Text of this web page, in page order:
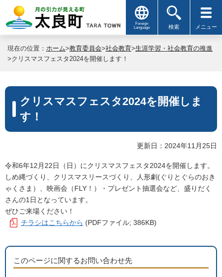
Foreign
Language
検索 メニュー
現在の位置： ホーム>教育委員会>社会教育>生涯学習・社会教育の推進
>クリスマスフェスタ2024を開催します！
クリスマスフェスタ2024を開催しま
す！
更新日：2024年11月25日
令和6年12月22日（日）にクリスマスフェスタ2024を開催します。
しめ縄づくり、クリスマスリースづくり、人形劇(ぐりとぐらのおき
ゃくさま）、映画会（FLY！）・プレゼント抽選会など、盛りだく
さんの1日となっています。
ぜひご来場ください！
チラシはこちらから (PDFファイル; 386KB)
このページに関するお問い合わせ先